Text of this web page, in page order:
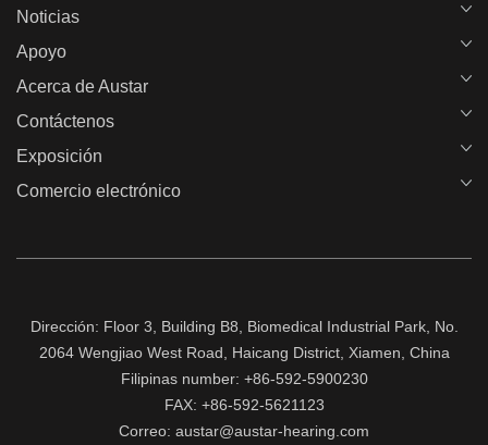
Noticias
Apoyo
Acerca de Austar
Contáctenos
Exposición
Comercio electrónico
Dirección: Floor 3, Building B8, Biomedical Industrial Park, No.
2064 Wengjiao West Road, Haicang District, Xiamen, China
Filipinas number: +86-592-5900230
FAX: +86-592-5621123
Correo: austar@austar-hearing.com